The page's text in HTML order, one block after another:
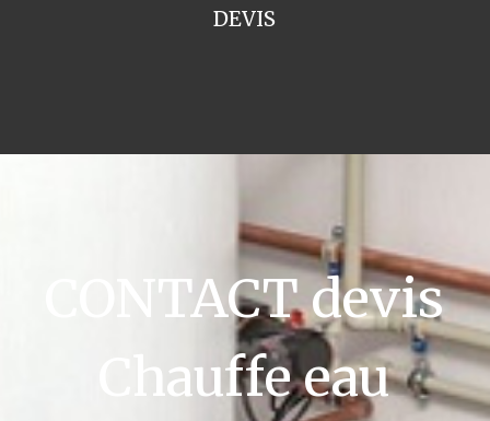
DEVIS
CONTACT devis
Chauffe eau